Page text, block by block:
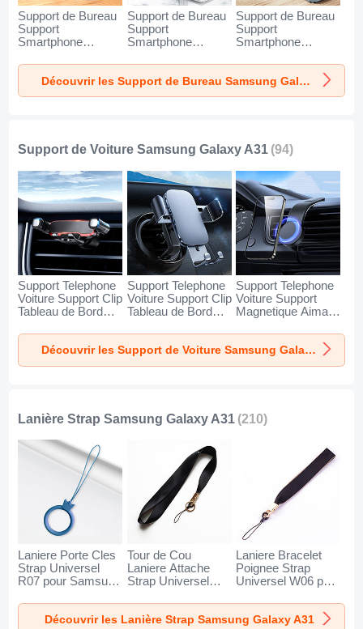
Support de Bureau
Support
Smartphone
Samsung Galaxy
A31 Argent
Support de Bureau
Support
Smartphone
Samsung Galaxy
A31 Blanc
Support de Bureau
Support
Smartphone
Samsung Galaxy
A31 Noir
Découvrir les Support de Bureau Samsung Galaxy A31
Support de Voiture Samsung Galaxy A31 (94)
Support Telephone
Voiture Support Clip
Tableau de Bord
Samsung Galaxy
A31 Noir
Support Telephone
Voiture Support Clip
Tableau de Bord
Samsung Galaxy
A31 Noir
Support Telephone
Voiture Support
Magnetique Aimant
Universel BS1 pour
Samsung Galaxy
A31 Noir
Découvrir les Support de Voiture Samsung Galaxy A31
Lanière Strap Samsung Galaxy A31 (210)
Laniere Porte Cles
Strap Universel
R07 pour Samsung
Tour de Cou
Laniere Attache
Strap Universel
Galaxy A31 Noir
Laniere Bracelet
Poignee Strap
Universel W06 pour
A31 Noir
Découvrir les Lanière Strap Samsung Galaxy A31